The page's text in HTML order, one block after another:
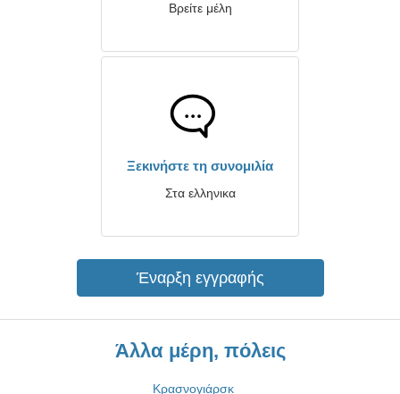
Βρείτε μέλη
Ξεκινήστε τη συνομιλία
Στα ελληνικα
Έναρξη εγγραφής
Άλλα μέρη, πόλεις
Κρασνογιάρσκ